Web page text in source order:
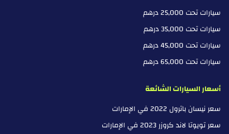
سيارات تحت 25,000 درهم
سيارات تحت 35,000 درهم
سيارات تحت 45,000 درهم
سيارات تحت 65,000 درهم
أسعار السيارات الشائعة
سعر نيسان باترول 2022 في الإمارات
سعر تويوتا لاند كروزر 2023 في الإمارات